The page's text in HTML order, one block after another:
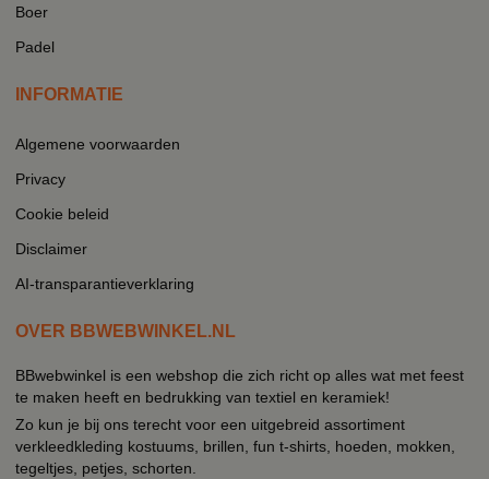
Boer
Padel
INFORMATIE
Algemene voorwaarden
Privacy
Cookie beleid
Disclaimer
AI-transparantieverklaring
OVER BBWEBWINKEL.NL
BBwebwinkel is een webshop die zich richt op alles wat met feest
te maken heeft en bedrukking van textiel en keramiek!
Zo kun je bij ons terecht voor een uitgebreid assortiment
verkleedkleding kostuums, brillen, fun t-shirts, hoeden, mokken,
tegeltjes, petjes, schorten.